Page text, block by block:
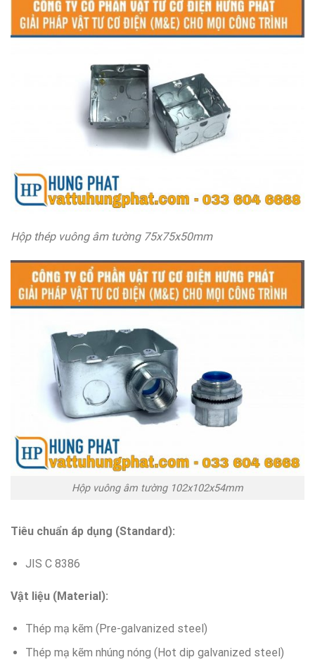
Hộp thép vuông âm tường 75x75x50mm
Hộp vuông âm tường 102x102x54mm
Tiêu chuẩn áp dụng (Standard):
JIS C 8386
Vật liệu (Material):
Thép mạ kẽm (Pre-galvanized steel)
Thép mạ kẽm nhúng nóng (Hot dip galvanized steel)